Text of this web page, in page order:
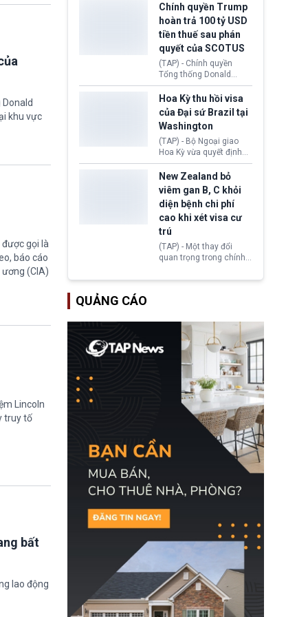
khu vực
gọi là
báo cáo
(CIA)
Lincoln
truy tố
bất
lao động
toàn y tế.
tăng lãi suất nếu lạm
phát ở Hoa Kỳ không tiếp
tục giảm trong thời gian
tới.
Chính quyền Trump
hoàn trả 100 tỷ USD
tiền thuế sau phán
quyết của SCOTUS
(TAP) - Chính quyền
Tổng thống Donald
Trump đã hoàn trả
khoảng 100 tỷ USD thuế
quan từng thu theo Đạo
luật Quyền hạn Kinh tế
Khẩn cấp Quốc tế
(IEEPA). Động thái này
diễn ra sau phán quyết
hồi tháng 2 bởi Tòa án
Tối cao Hoa Kỳ
(SCOTUS) khi tuyên bố,
việc áp thuế diện rộng là
hoàn toàn bất hợp pháp.
Hoa Kỳ thu hồi visa
của Đại sứ Brazil tại
Washington
(TAP) - Bộ Ngoại giao
Hoa Kỳ vừa quyết định
thu hồi thị thực (visa)
của bà Maria Luiza
Ribeiro Viotti - Đại sứ
Brazil tại Washington.
Động thái trên diễn ra
trong bối cảnh tranh
chấp ngoại giao giữa
chính quyền Tổng thống
Donald Trump và chính
phủ cánh tả Tổng thống
New Zealand bỏ
viêm gan B, C khỏi
diện bệnh chi phí
cao khi xét visa cư
trú
(TAP) - Một thay đổi
quan trọng trong chính
Zealand đang mở ra
gan B hoặc viêm gan C
sẽ không còn bị mặc
định không đáp ứng tiêu
chuẩn sức khỏe chỉ vì
chi phí điều trị khi nộp hồ
sơ xin visa cư trú.
QUẢNG CÁO